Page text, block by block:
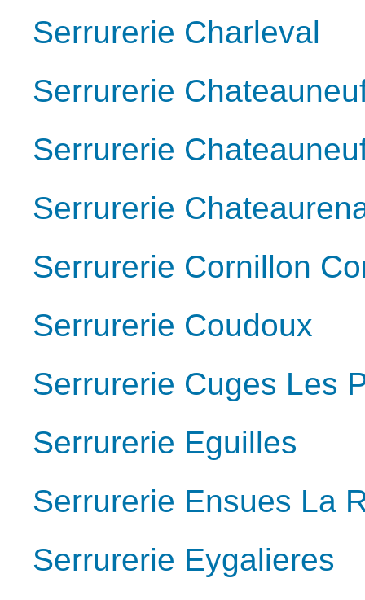
Serrurerie Charleval
Serrurerie
Serrurerie
Serrurerie
Serrurerie Cornillon
Serrurerie Coudoux
Serrurerie Cuges Les
Serrurerie Eguilles
Serrurerie Ensues La
Serrurerie Eygalieres